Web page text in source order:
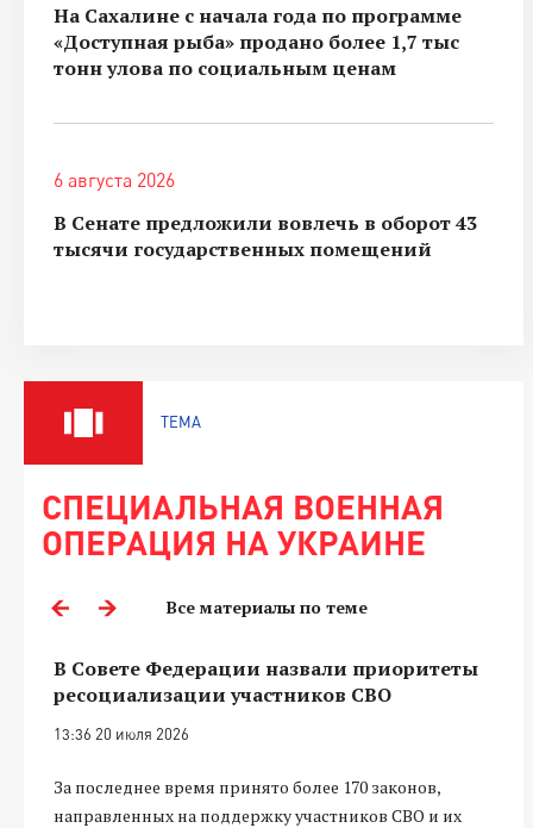
На Сахалине с начала года по программе
«Доступная рыба» продано более 1,7 тыс
тонн улова по социальным ценам
6 августа 2026
В Сенате предложили вовлечь в оборот 43
тысячи государственных помещений
ТЕМА
СПЕЦИАЛЬНАЯ ВОЕННАЯ
ОПЕРАЦИЯ НА УКРАИНЕ
Все материалы по теме
В Совете Федерации назвали приоритеты
ресоциализации участников СВО
13:36 20 июля 2026
За последнее время принято более 170 законов,
направленных на поддержку участников СВО и их